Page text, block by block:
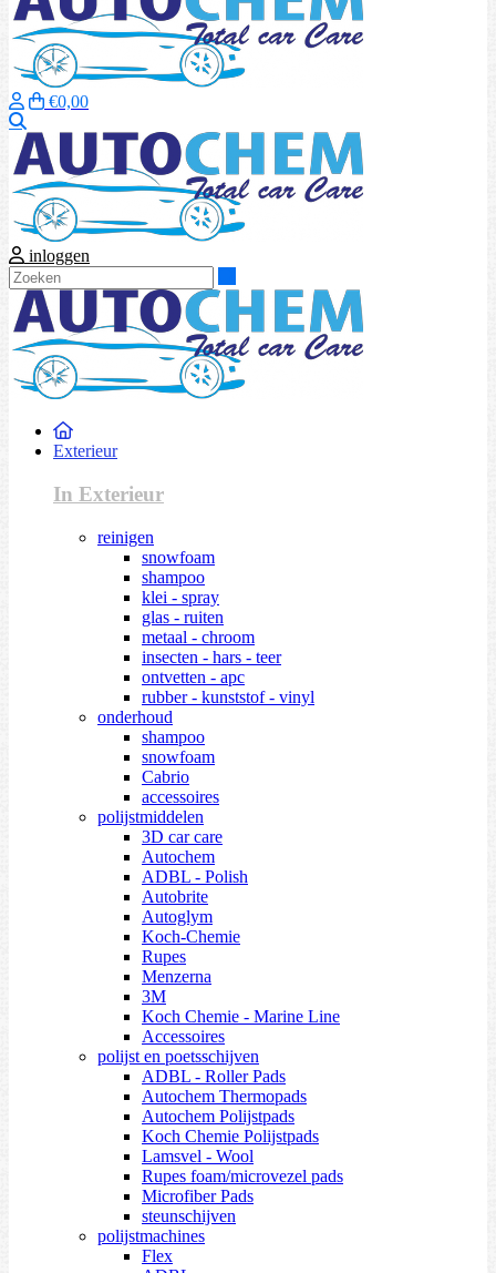
€0,00
inloggen
Exterieur
In Exterieur
reinigen
snowfoam
shampoo
klei - spray
glas - ruiten
metaal - chroom
insecten - hars - teer
ontvetten - apc
rubber - kunststof - vinyl
onderhoud
shampoo
snowfoam
Cabrio
accessoires
polijstmiddelen
3D car care
Autochem
ADBL - Polish
Autobrite
Autoglym
Koch-Chemie
Rupes
Menzerna
3M
Koch Chemie - Marine Line
Accessoires
polijst en poetsschijven
ADBL - Roller Pads
Autochem Thermopads
Autochem Polijstpads
Koch Chemie Polijstpads
Lamsvel - Wool
Rupes foam/microvezel pads
Microfiber Pads
steunschijven
polijstmachines
Flex